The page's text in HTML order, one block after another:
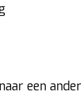
een